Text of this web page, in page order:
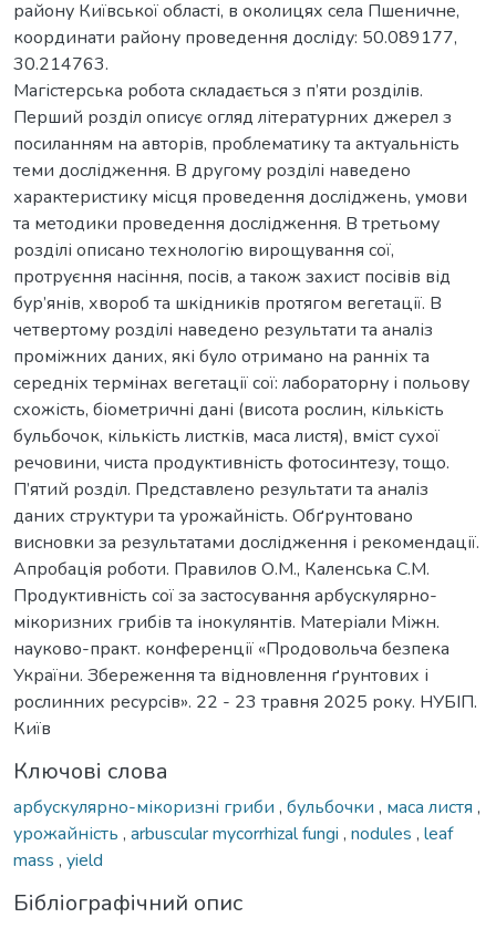
району Київської області, в околицях села Пшеничне,
координати району проведення досліду: 50.089177,
30.214763.
Магістерська робота складається з п’яти розділів.
Перший розділ описує огляд літературних джерел з
посиланням на авторів, проблематику та актуальність
теми дослідження. В другому розділі наведено
характеристику місця проведення досліджень, умови
та методики проведення дослідження. В третьому
розділі описано технологію вирощування сої,
протруєння насіння, посів, а також захист посівів від
бур’янів, хвороб та шкідників протягом вегетації. В
четвертому розділі наведено результати та аналіз
проміжних даних, які було отримано на ранніх та
середніх термінах вегетації сої: лабораторну і польову
схожість, біометричні дані (висота рослин, кількість
бульбочок, кількість листків, маса листя), вміст сухої
речовини, чиста продуктивність фотосинтезу, тощо.
П’ятий розділ. Представлено результати та аналіз
даних структури та урожайність. Обґрунтовано
висновки за результатами дослідження і рекомендації.
Апробація роботи. Правилов О.М., Каленська С.М.
Продуктивність сої за застосування арбускулярно-
мікоризних грибів та інокулянтів. Матеріали Міжн.
науково-практ. конференції «Продовольча безпека
України. Збереження та відновлення ґрунтових і
рослинних ресурсів». 22 - 23 травня 2025 року. НУБІП.
Київ
Ключові слова
арбускулярно-мікоризні гриби , бульбочки , маса листя ,
урожайність , arbuscular mycorrhizal fungi , nodules , leaf
mass , yield
Бібліографічний опис